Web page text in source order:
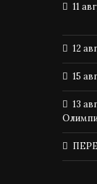
11
12
15
13